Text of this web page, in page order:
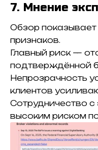
7. Мнение
Обзор
признаков.
Главный риск —
подтверждённой
Непрозрачность
клиентов
Сотрудничество с
высоким риском